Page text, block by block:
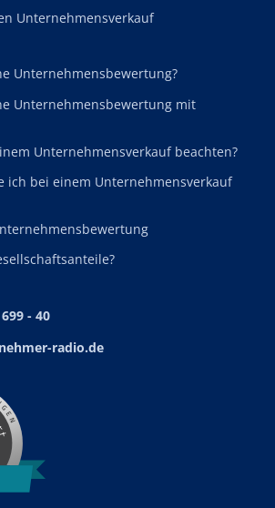
Unternehmensverkauf
Unternehmensbewertung?
Unternehmensbewertung mit
Unternehmensverkauf beachten?
ich bei einem Unternehmensverkauf
- 40
radio.de